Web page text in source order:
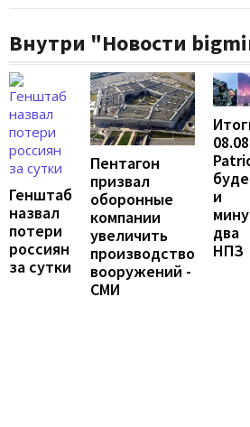
Внутри "Новости
Генштаб
назвал
потери
россиян
за сутки
Пентагон
призвал
оборонные
компании
увеличить
производство
вооружений -
СМИ
и
два
НПЗ